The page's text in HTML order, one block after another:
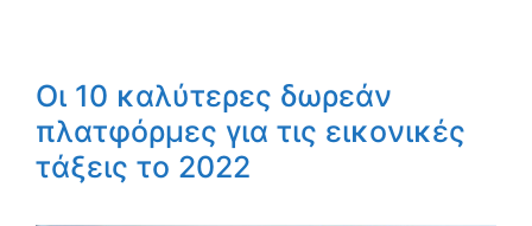
Οι 10 καλύτερες δωρεάν
πλατφόρμες για τις εικονικές
τάξεις το 2022